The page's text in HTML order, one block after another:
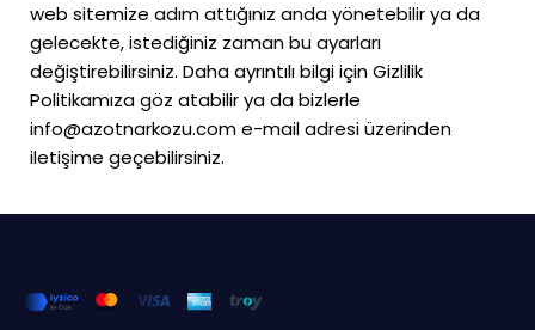
web sitemize adım attığınız anda yönetebilir ya da
gelecekte, istediğiniz zaman bu ayarları
değiştirebilirsiniz. Daha ayrıntılı bilgi için Gizlilik
Politikamıza göz atabilir ya da bizlerle
info@azotnarkozu.com e-mail adresi üzerinden
iletişime geçebilirsiniz.